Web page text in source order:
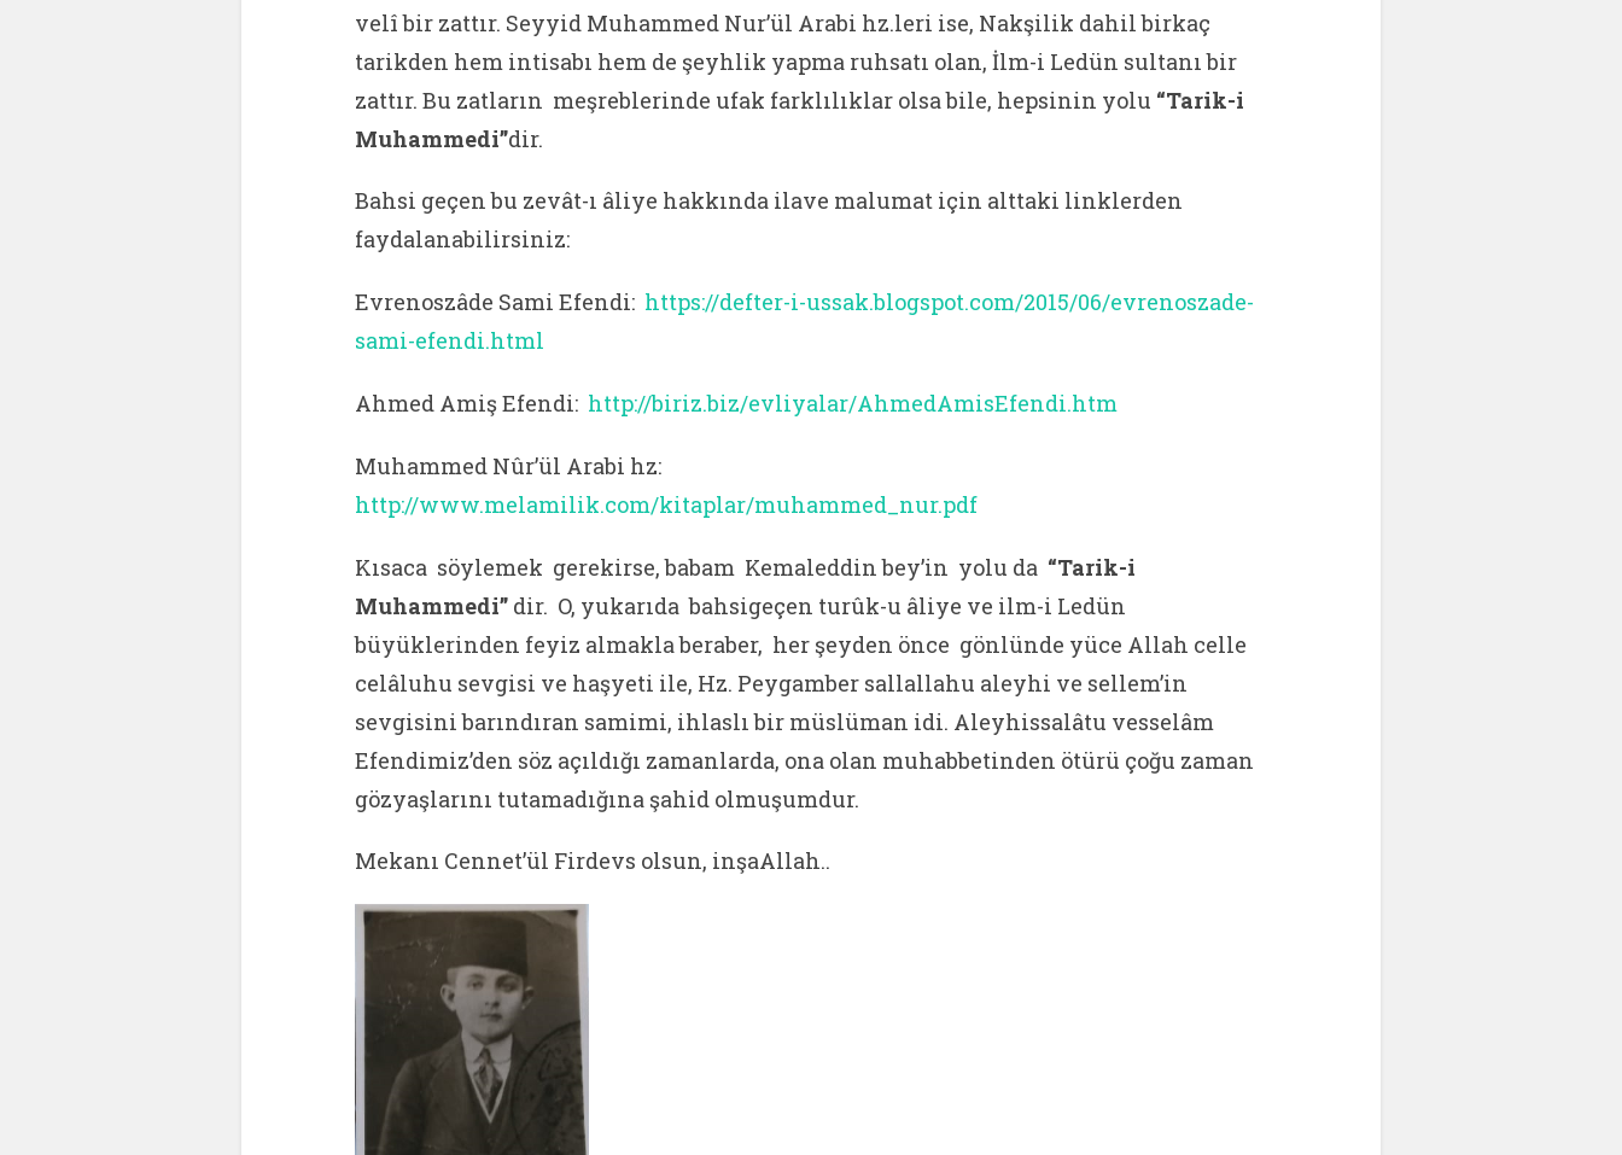
velî bir zattır. Seyyid Muhammed Nur’ül Arabi hz.leri ise, Nakşilik dahil birkaç
tarikden hem intisabı hem de şeyhlik yapma ruhsatı olan, İlm-i Ledün sultanı bir
zattır. Bu zatların meşreblerinde ufak farklılıklar olsa bile, hepsinin yolu “Tarik-i
Muhammedi”dir.
Bahsi geçen bu zevât-ı âliye hakkında ilave malumat için alttaki linklerden
faydalanabilirsiniz:
Evrenoszâde Sami Efendi: https://defter-i-ussak.blogspot.com/2015/06/evrenoszade-
sami-efendi.html
Ahmed Amiş Efendi: http://biriz.biz/evliyalar/AhmedAmisEfendi.htm
Muhammed Nûr’ül Arabi hz:
http://www.melamilik.com/kitaplar/muhammed_nur.pdf
Kısaca söylemek gerekirse, babam Kemaleddin bey’in yolu da “Tarik-i
Muhammedi” dir. O, yukarıda bahsigeçen turûk-u âliye ve ilm-i Ledün
büyüklerinden feyiz almakla beraber, her şeyden önce gönlünde yüce Allah celle
celâluhu sevgisi ve haşyeti ile, Hz. Peygamber sallallahu aleyhi ve sellem’in
sevgisini barındıran samimi, ihlaslı bir müslüman idi. Aleyhissalâtu vesselâm
Efendimiz’den söz açıldığı zamanlarda, ona olan muhabbetinden ötürü çoğu zaman
gözyaşlarını tutamadığına şahid olmuşumdur.
Mekanı Cennet’ül Firdevs olsun, inşaAllah..